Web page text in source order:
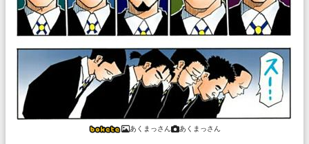
あくまっさん あくまっさん